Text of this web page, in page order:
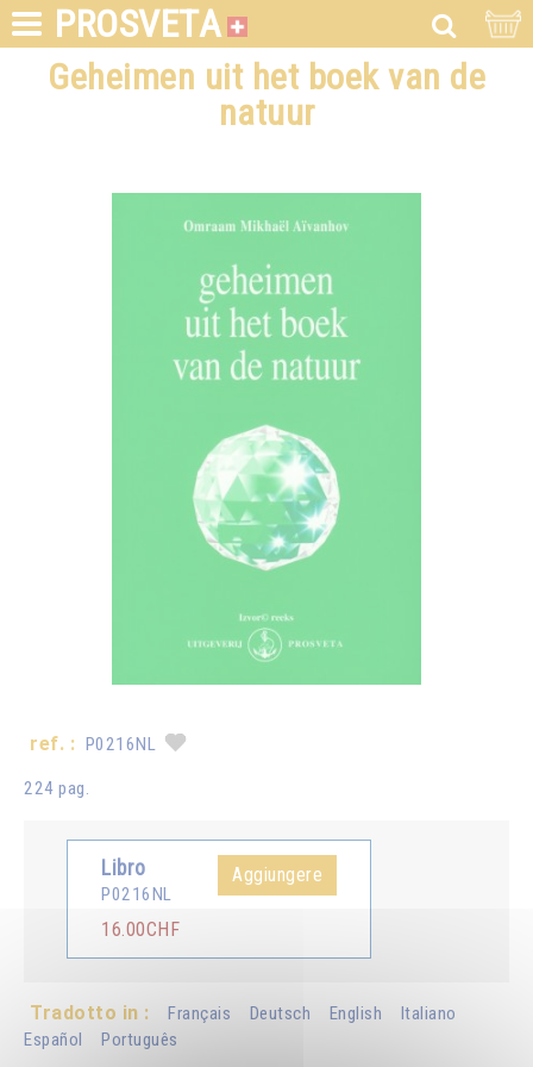
PROSVETA
Geheimen uit het boek van de
natuur
ref. : P0216NL
224 pag.
Libro
P0216NL
16.00CHF
Aggiungere
Tradotto in : Français Deutsch English
Italiano
Español
Português